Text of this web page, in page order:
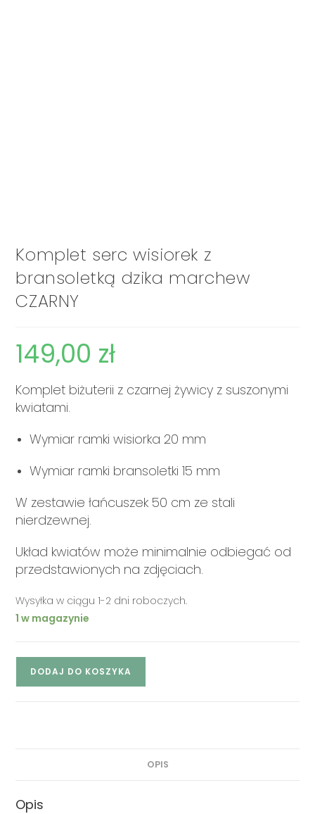
Komplet serc wisiorek z
bransoletką dzika marchew
CZARNY
149,00 zł
Komplet biżuterii z czarnej żywicy z suszonymi
kwiatami.
Wymiar ramki wisiorka 20 mm
Wymiar ramki bransoletki 15 mm
W zestawie łańcuszek 50 cm ze stali
nierdzewnej.
Układ kwiatów może minimalnie odbiegać od
przedstawionych na zdjęciach.
Wysyłka w ciągu 1-2 dni roboczych.
1 w magazynie
DODAJ DO KOSZYKA
OPIS
Opis